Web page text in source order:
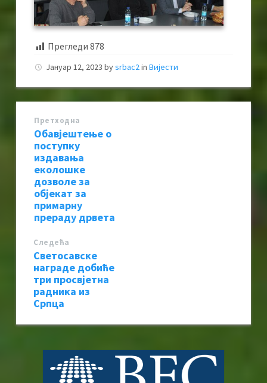
Прегледи 878
Јануар 12, 2023 bysrbac2 in Вијести
Претходна
Обавјештење о
поступку
издавања
еколошке
дозволе за
објекат за
примарну
прераду дрвета
Следећa
Светосавске
награде добиће
три просвјетна
радника из
Српца